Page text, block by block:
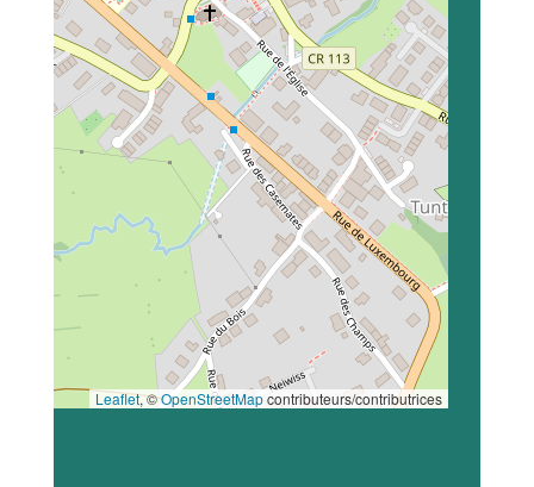
Leaflet, ©OpenStreetMapcontributeurs/contributrices